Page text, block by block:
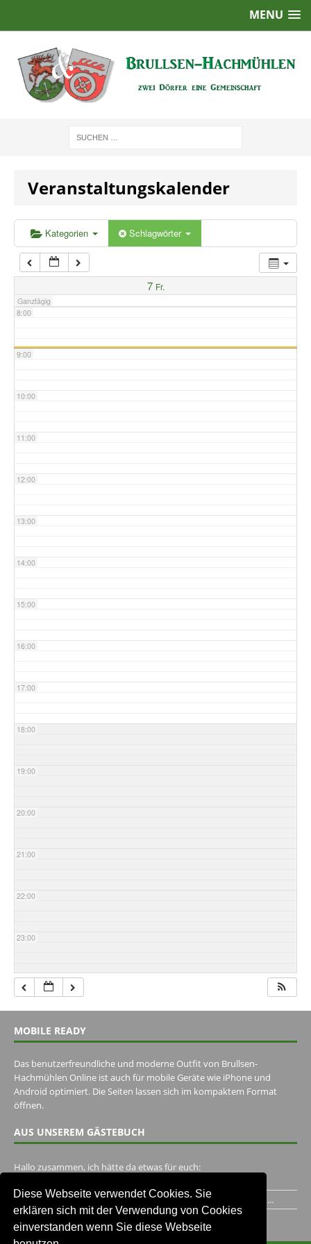
Diese Webseite verwendet Cookies. Sie
erklären sich mit der Verwendung von Cookies
einverstanden wenn Sie diese Webseite
MENU
Veranstaltungskalender
Kategorien Schlagwörter
7 Fr.
Ganztägig
2:00
5:00
6:00
7:00
8:00
9:00
10:00
11:00
12:00
13:00
14:00
15:00
16:00
17:00
18:00
19:00
20:00
21:00
22:00
23:00
MOBILE READY
Das benutzerfreundliche und moderne Outfit von Brullsen-
Hachmühlen Online ist auch für mobile Geräte wie iPhone und
Android optimiert. Die Seiten lassen sich im kompaktem Format
öffnen.
AUS UNSEREM GÄSTEBUCH
Hallo zusammen, ich hätte da etwas für euch:
Ich habe ein Jahr im Gasthaus Hugo Pape verbracht..Habe ihn...
Unser Gästebuch besuchen